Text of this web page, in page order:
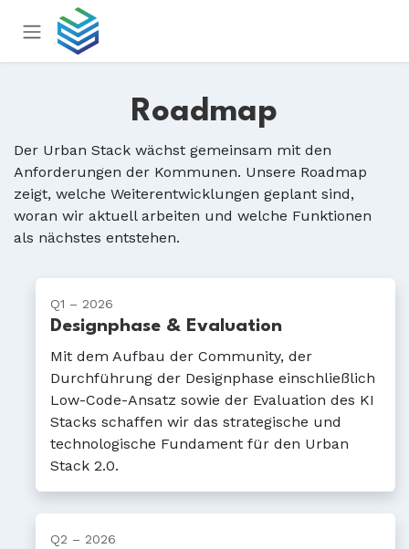
Zum Inhalt springen
Roadmap
Der Urban Stack wächst gemeinsam mit den
Anforderungen der Kommunen. Unsere Roadmap
zeigt, welche Weiterentwicklungen geplant sind,
woran wir aktuell arbeiten und welche Funktionen
als nächstes entstehen.
Q1 – 2026
Designphase & Evaluation
Mit dem Aufbau der Community, der
Durchführung der Designphase einschließlich
Low-Code-Ansatz sowie der Evaluation des KI
Stacks schaffen wir das strategische und
technologische Fundament für den Urban
Stack 2.0.
Q2 – 2026